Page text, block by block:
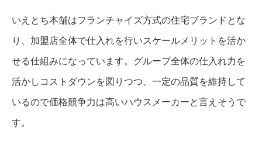
いえとち本舗はフランチャイズ方式の住宅ブランドとな
り、加盟店全体で仕入れを行いスケールメリットを活か
せる仕組みになっています。グループ全体の仕入れ力を
活かしコストダウンを図りつつ、一定の品質を維持して
いるので価格競争力は高いハウスメーカーと言えそうで
す。